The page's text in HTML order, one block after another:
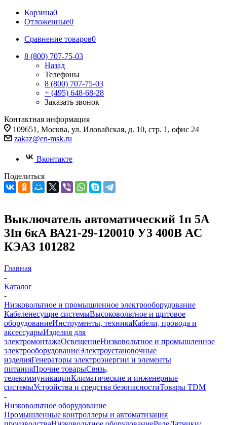
Корзина0
Отложенные0
Сравнение товаров0
8 (800) 707-75-03
Назад
Телефоны
8 (800) 707-75-03
+ (495) 648-68-28
Заказать звонок
Контактная информация
109651, Москва, ул. Иловайская, д. 10, стр. 1, офис 24
zakaz@en-msk.ru
Вконтакте
Поделиться
Выключатель автоматический 1п 5А
3Iн 6кА ВА21-29-120010 У3 400В AC
КЭАЗ 101282
Главная
-
Каталог
-
Низковольтное и промышленное электрооборудование
Кабеленесущие системыВысоковольтное и щитовое
оборудованиеИнструменты, техникаКабели, провода и
аксессуарыИзделия для
электромонтажаОсвещениеНизковольтное и промышленное
электрооборудованиеЭлектроустановочные
изделияГенераторы электроэнергии и элементы
питанияПрочие товарыСвязь,
телекоммуникацииКлиматические и инженерные
системыУстройства и средства безопасностиТовары TDM
-
Низковольтное оборудование
Промышленные контроллеры и автоматизация